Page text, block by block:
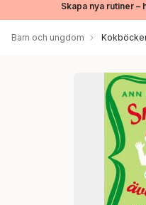
Skapa nya rutiner
Barn och ungdom